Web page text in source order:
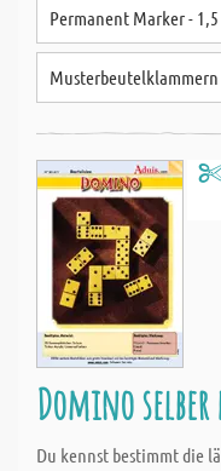
Permanent Marker - 1,5
Musterbeutelklammern
Domino
Du kennst bestimmt die